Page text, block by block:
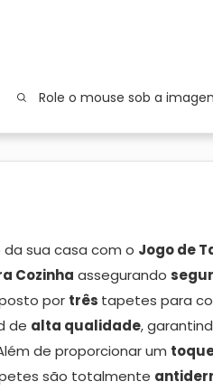
Role o mouse sob a
sua casa com o Jogo de
Cozinha assegurando
por três tapetes para
de alta qualidade,
de proporcionar um
são totalmente